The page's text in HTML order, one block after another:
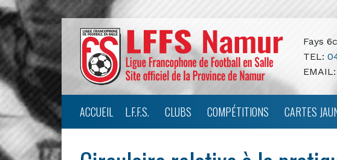
Fays
TEL:
EMAIL:
ACCUEIL L.F.F.S. CLUBS COMPÉTITIONS CARTES